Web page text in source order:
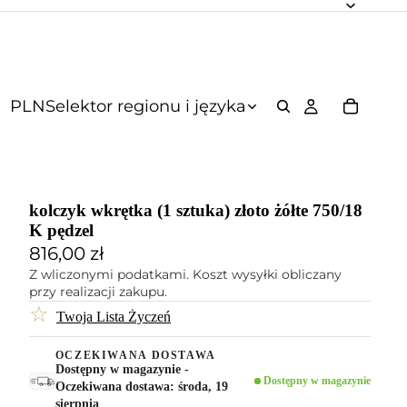
PLNSelektor regionu i języka
kolczyk wkrętka (1 sztuka) złoto żółte 750/18
K pędzel
816,00 zł
Z wliczonymi podatkami. Koszt wysyłki obliczany
przy realizacji zakupu.
☆ Twoja Lista Życzeń
OCZEKIWANA DOSTAWA
Dostępny w magazynie -
Oczekiwana dostawa: środa, 19
sierpnia
Dostępny w magazynie